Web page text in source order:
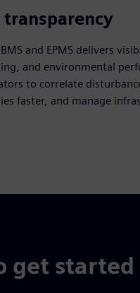
transparency
and EPMS delivers
and environmental
to correlate
faster, and manage
get started